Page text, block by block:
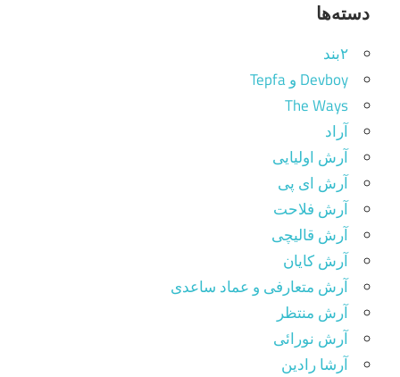
دسته‌ها
۲بند
Devboy و Tepfa
The Ways
آراد
آرش اولیایی
آرش ای پی
آرش فلاحت
آرش قالیچی
آرش کایان
آرش متعارفی و عماد ساعدی
آرش منتظر
آرش نورائی
آرشا رادین